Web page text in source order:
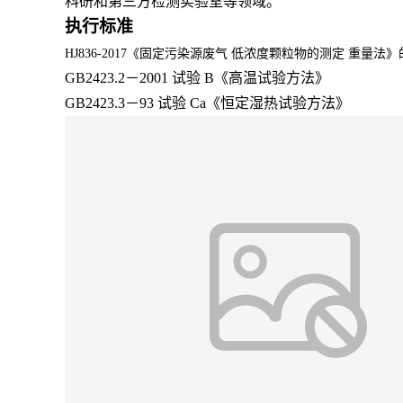
执行标准
HJ836-2017《固定污染源废气 低浓度颗粒物的测定 重量法
GB2423.2－2001 试验 B《高温试验方法》
GB2423.3－93 试验 Ca《恒定湿热试验方法》